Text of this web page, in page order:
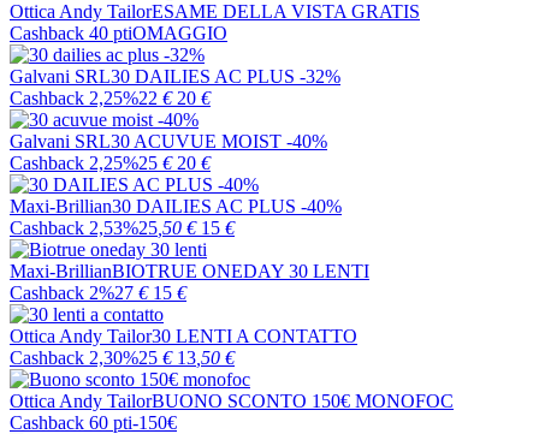
Ottica Andy TailorESAME DELLA VISTA GRATIS
Cashback 40 ptiOMAGGIO
Galvani SRL30 DAILIES AC PLUS -32%
Cashback 2,25%22 € 20 €
Galvani SRL30 ACUVUE MOIST -40%
Cashback 2,25%25 € 20 €
Maxi-Brillian30 DAILIES AC PLUS -40%
Cashback 2,53%25 ,50 € 15 €
Maxi-BrillianBIOTRUE ONEDAY 30 LENTI
Cashback 2%27 € 15 €
Ottica Andy Tailor30 LENTI A CONTATTO
Cashback 2,30%25 € 13 ,50 €
Ottica Andy TailorBUONO SCONTO 150€ MONOFOC
Cashback 60 pti-150€